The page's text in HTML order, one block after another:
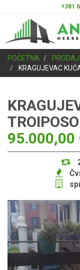
+381
POČETNA
KRAGUJEVAC
95.000,00
Previous